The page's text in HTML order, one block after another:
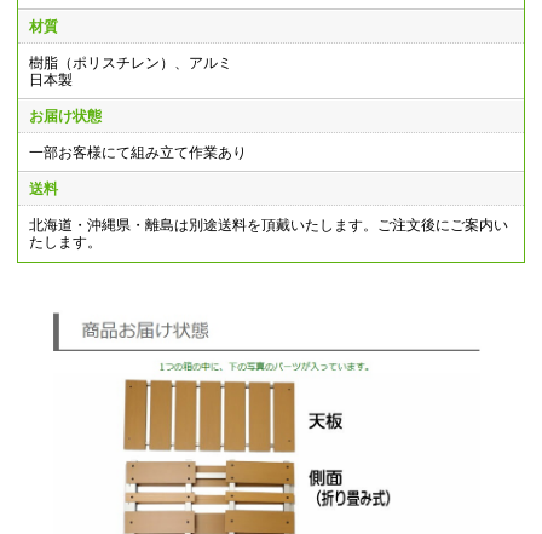
材質
樹脂（ポリスチレン）、アルミ
日本製
お届け状態
一部お客様にて組み立て作業あり
送料
北海道・沖縄県・離島は別途送料を頂戴いたします。ご注文後にご案内い
たします。